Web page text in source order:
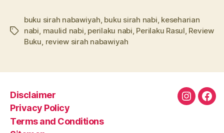
Tags
buku sirah nabawiyah, buku sirah nabi, keseharian
nabi, maulid nabi, perilaku nabi, Perilaku Rasul, Review
Buku, review sirah nabawiyah
Disclaimer
Privacy Policy
Terms and Conditions